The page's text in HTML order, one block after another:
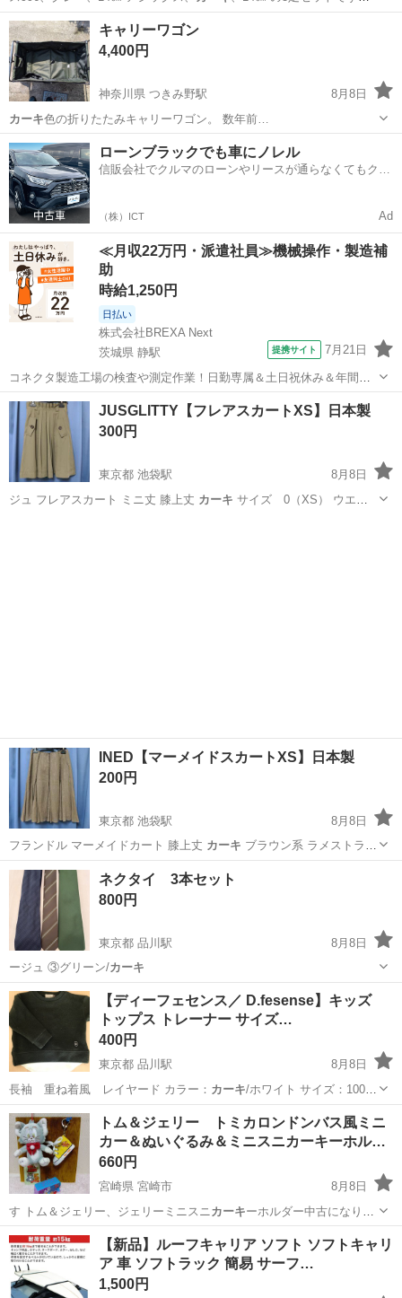
ニュー…
神奈川 大和市 高座渋谷駅
キャリーワゴン
4,400円
神奈川県 つきみ野駅
8月8日
カーキ色の折りたたみキャリーワゴン。 数年前…
神奈川 大和市 つきみ野駅 その他
ローンブラックでも車にノレル
信販会社でクルマのローンやリースが通らなくてもクル
（株）ICT Ad
≪月収22万円・派遣社員≫機械操作・製造補
助
時給1,250円
日払い
株式会社BREXA Next
茨城県 静駅
提携サイト 7月21日
コネクタ製造工場の検査や測定作業！日勤専属＆土日祝休み＆年間休
日128日★クリーンルーム内作業★マイカー通勤OK＆無料駐車場あり
★就業先食堂利用可！日払い制度あり！《茨城県常陸大宮市》 人気の
工場のお仕事 ◇コネクタ製造工...
茨城 常陸大宮市
JUSGLITTY【フレアスカートXS】日本製
300円
東京都 池袋駅
8月8日
ジュ フレアスカート ミニ丈 膝上丈 カーキ サイズ 0（XS） ウエス
INED【マーメイドスカートXS】日本製
200円
東京都 池袋駅
8月8日
フランドル マーメイドカート 膝上丈 カーキ ブラウン系 ラメストライ
プ サイズ …
東京 豊島区 池袋駅 服/ファッション
ネクタイ 3本セット
800円
東京都 品川駅
8月8日
ージュ ③グリーン/カーキ
東京 港区 品川駅
【ディーフェセンス／ D.fesense】キッズ
トップス トレーナー サイズ…
400円
東京都 品川駅
8月8日
長袖 重ね着風 レイヤード カラー： カーキ/ホワイト サイズ：100
4T…
東京 港区 キッズ用品
トム＆ジェリー トミカロンドンバス風ミニ
カー＆ぬいぐるみ＆ミニスニカーキーホル…
660円
宮崎県 宮崎市
8月8日
す トム＆ジェリー、ジェリーミニスニ カーキーホルダー中古になりま
すが、キレイな状…
宮崎 宮崎市 ミニカー
【新品】ルーフキャリア ソフト ソフトキャリ
ア 車 ソフトラック 簡易 サーフ…
1,500円